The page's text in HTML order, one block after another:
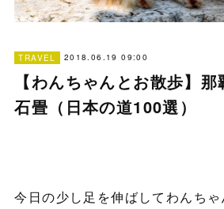
TRAVEL 2018.06.19 09:00
【わんちゃんとお散歩】
石畳（日本の道100選）
今日の少し足を伸ばしてわんち